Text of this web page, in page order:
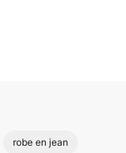
robe en jean